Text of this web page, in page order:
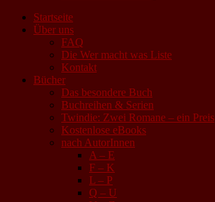
Startseite
Über uns
FAQ
Die Wer macht was Liste
Kontakt
Bücher
Das besondere Buch
Buchreihen & Serien
Twindie: Zwei Romane – ein Preis
Kostenlose eBooks
nach AutorInnen
A – E
F – K
L – P
Q – U